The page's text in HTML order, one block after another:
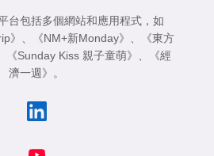
台包括多個網站和應用程式，如
》 《NM+新Monday》
《東方
《Sunday Kiss 親子童萌》
《經
濟一週》
。